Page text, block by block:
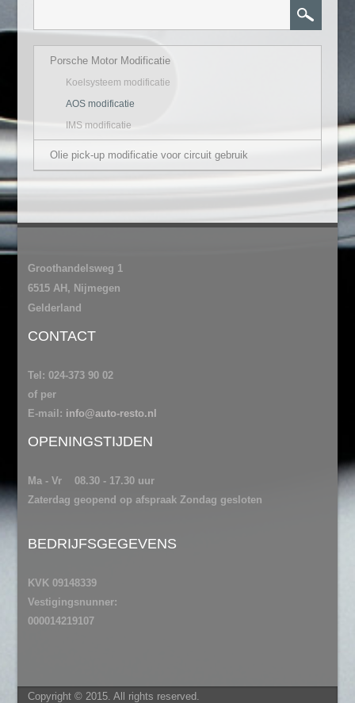
Porsche Motor Modificatie
Koelsysteem modificatie
AOS modificatie
IMS modificatie
Olie pick-up modificatie voor circuit gebruik
Groothandelsweg 1
6515 AH, Nijmegen
Gelderland
CONTACT
Tel: 024-373 90 02
of per
E-mail: info@auto-resto.nl
OPENINGSTIJDEN
Ma - Vr 08.30 - 17.30 uur
Zaterdag geopend op afspraak Zondag gesloten
BEDRIJFSGEGEVENS
KVK 09148339
Vestigingsnunner:
000014219107
Copyright © 2015. All rights reserved.